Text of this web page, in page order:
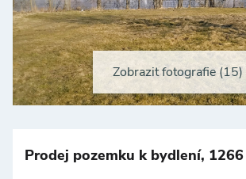
Zobrazit fotografie (15)
Prodej pozemku k bydlení, 1266